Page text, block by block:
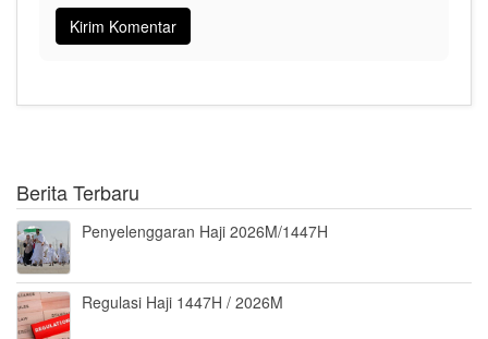
Berita Terbaru
Penyelenggaran Haji 2026M/1447H
Regulasi Haji 1447H / 2026M